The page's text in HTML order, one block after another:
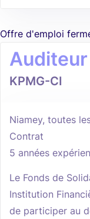
Offre d'emploi
KPMG-CI
Niamey, toutes
Contrat
5 années
Le Fonds de
Institution
de participer au